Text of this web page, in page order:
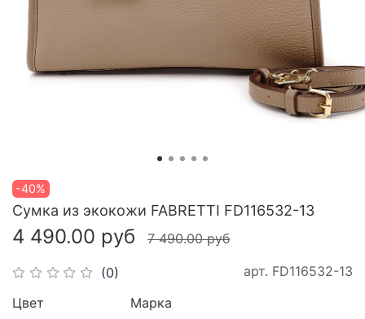
-40%
(0) арт. FD116532-13
Сумка из экокожи FABRETTI FD116532-13
4 490.00 руб 7 490.00 руб
Цвет Марка